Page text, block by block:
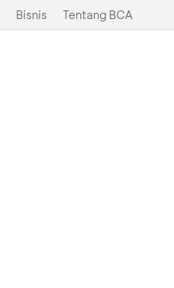
Bisnis Tentang BCA